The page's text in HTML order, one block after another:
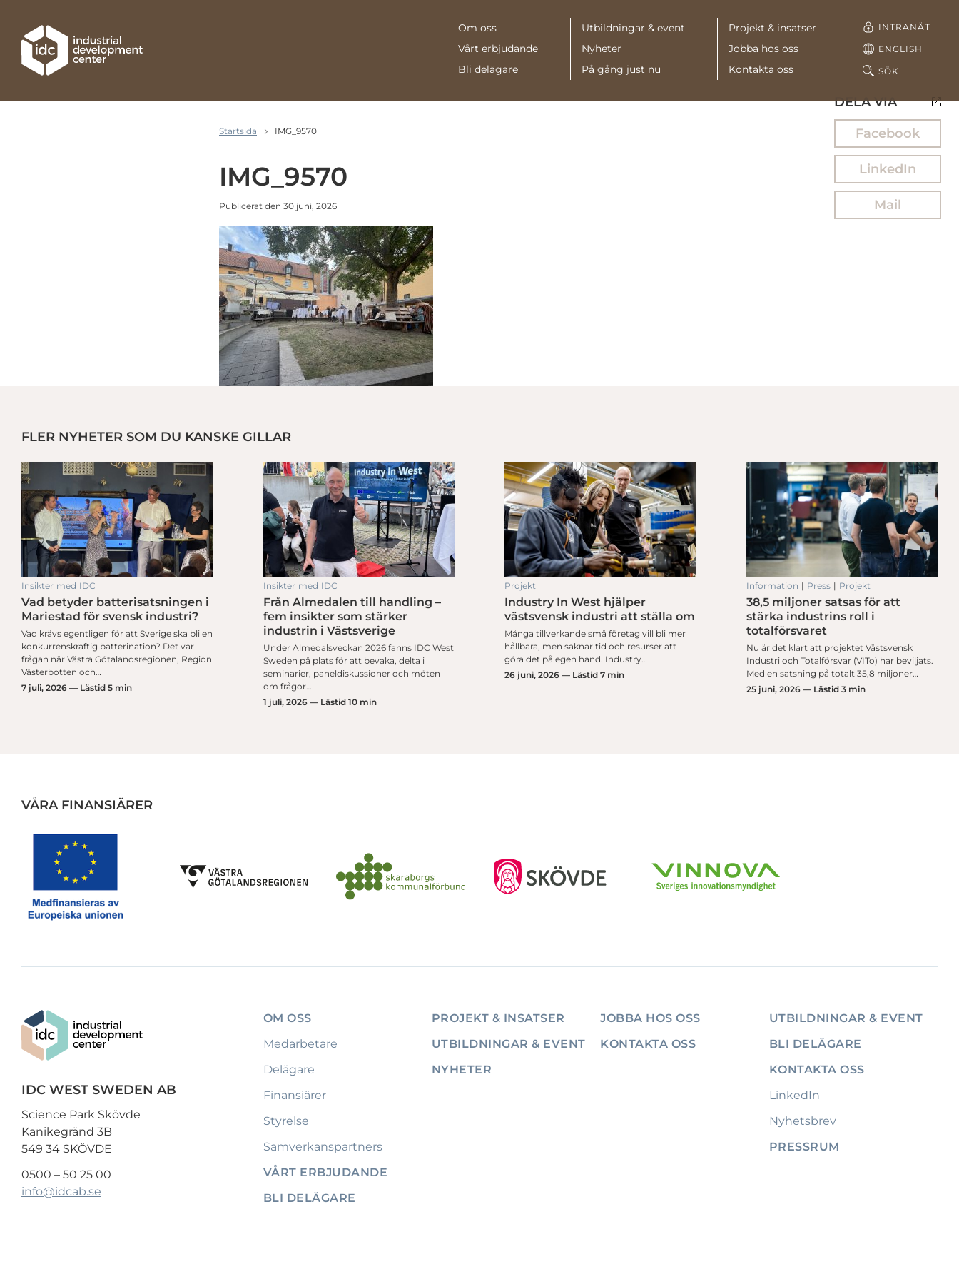
Meny
Om oss
Vårt erbjudande
Bli delägare
Utbildningar & event
Nyheter
På gång just nu
Projekt & insatser
Jobba hos oss
Kontakta oss
INTRANÄT
ENGLISH
SÖK
Startsida IMG_9570
IMG_9570
Publicerat den 30 juni, 2026
DELA VIA
Facebook
LinkedIn
Mail
FLER NYHETER SOM DU KANSKE GILLAR
Insikter med IDC
Vad betyder batterisatsningen i
Mariestad för svensk industri?
Vad krävs egentligen för att Sverige ska bli en
konkurrenskraftig batterination? Det var
frågan när Västra Götalandsregionen, Region
Västerbotten och…
7 juli, 2026 — Lästid 5 min
Insikter med IDC
Från Almedalen till handling –
fem insikter som stärker
industrin i Västsverige
Under Almedalsveckan 2026 fanns IDC West
Sweden på plats för att bevaka, delta i
seminarier, paneldiskussioner och möten
om frågor…
1 juli, 2026 — Lästid 10 min
om
Projekt
om
Industry In West hjälper
västsvensk industri att ställa om
Många tillverkande små företag vill bli mer
hållbara, men saknar tid och resurser att
göra det på egen hand. Industry…
26 juni, 2026 — Lästid 7 min
38,5 miljoner satsas för att stärka industrins roll i totalförsvaret
Information | Press| Projekt
38,5 miljoner satsas för att stärka industrins roll i totalförsvaret
38,5 miljoner satsas för att
stärka industrins roll i
totalförsvaret
Nu är det klart att projektet Västsvensk
Industri och Totalförsvar (VITo) har beviljats.
Med en satsning på totalt 35,8 miljoner…
25 juni, 2026 — Lästid 3 min
VÅRA FINANSIÄRER
IDC WEST SWEDEN AB
Science Park Skövde
Kanikegränd 3B
549 34 SKÖVDE
0500 – 50 25 00
info@idcab.se
OM OSS
Medarbetare
Delägare
Finansiärer
Styrelse
Samverkanspartners
VÅRT ERBJUDANDE
BLI DELÄGARE
PROJEKT & INSATSER
UTBILDNINGAR & EVENT
NYHETER
JOBBA HOS OSS
KONTAKTA OSS
UTBILDNINGAR & EVENT
BLI DELÄGARE
KONTAKTA OSS
LinkedIn
Nyhetsbrev
PRESSRUM